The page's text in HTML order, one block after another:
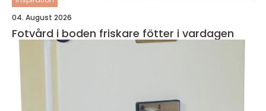
04. August 2026
Fotvård i boden friskare fötter i vardagen